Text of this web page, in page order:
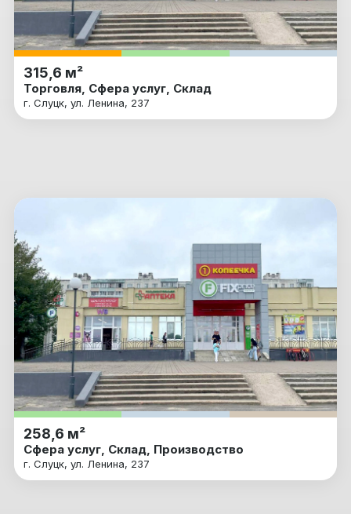
315,6 м²
Торговля, Сфера услуг, Склад
г. Слуцк, ул. Ленина, 237
258,6 м²
Сфера услуг, Склад, Производство
г. Слуцк, ул. Ленина, 237